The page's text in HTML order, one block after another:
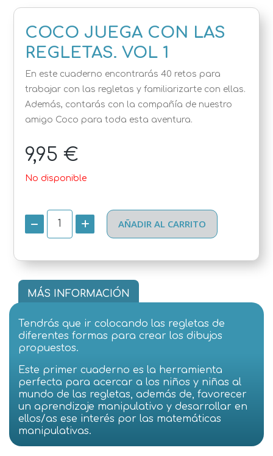
COCO JUEGA CON LAS
REGLETAS. VOL 1
En este cuaderno encontrarás 40 retos para
trabajar con las regletas y familiarizarte con ellas.
Además, contarás con la compañía de nuestro
amigo Coco para toda esta aventura.
9,95 €
No disponible
AÑADIR AL CARRITO
MÁS INFORMACIÓN
Tendrás que ir colocando las regletas de
diferentes formas para crear los dibujos
propuestos.
Este primer cuaderno es la herramienta
perfecta para acercar a los niños y niñas al
mundo de las regletas, además de, favorecer
un aprendizaje manipulativo y desarrollar en
ellos/as ese interés por las matemáticas
manipulativas.